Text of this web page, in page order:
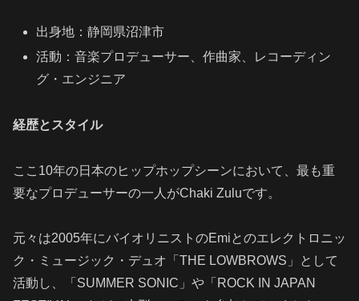
出身地：静岡県沼津市
活動：音楽プロデューサー、作曲家、レコーディン
グ・エンジニア
経歴とスタイル
ここ10年の日本のヒップホップシーンにおいて、最も重
要なプロデューサーの一人がChaki Zuluです。
元々は2005年にバイオリニストのEmiとのエレクトロニッ
ク・ミュージック・デュオ「THE LOWBROWS」として
活動し、「SUMMER SONIC」や「ROCK IN JAPAN